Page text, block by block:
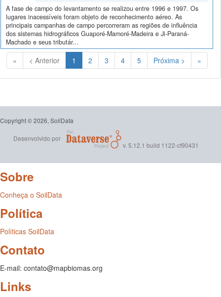
A fase de campo do levantamento se realizou entre 1996 e 1997. Os
lugares inacessíveis foram objeto de reconhecimento aéreo. As
principais campanhas de campo percorreram as regiões de influência
dos sistemas hidrográficos Guaporé-Mamoré-Madeira e Ji-Paraná-
Machado e seus tributár...
« < Anterior 1 (Atual)
2 3 4 5 Próxima > »
Copyright © 2026, SoilData
Desenvolvido por
v. 5.12.1 build 1122-cf90431
Sobre
Conheça o SoilData
Política
Políticas SoilData
Contato
E-mail: contato@mapbiomas.org
Links